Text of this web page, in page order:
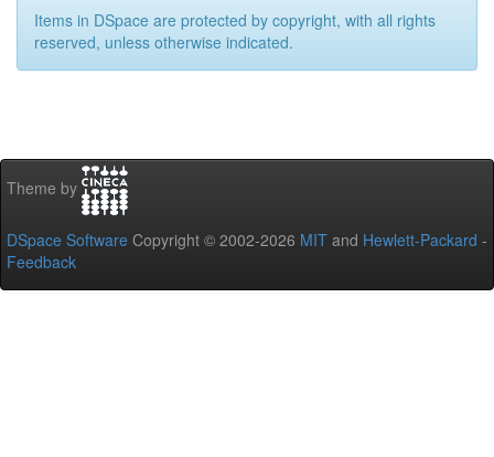
Items in DSpace are protected by copyright, with all rights
reserved, unless otherwise indicated.
Theme by
DSpace Software Copyright © 2002-2026 MIT and Hewlett-Packard -
Feedback